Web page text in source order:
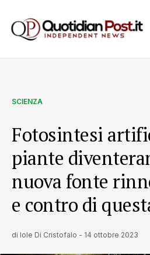
SCIENZA
Fotosintesi
piante
nuova fonte
e contro di
di Iole Di Cristofalo - 14 ottobre 2023